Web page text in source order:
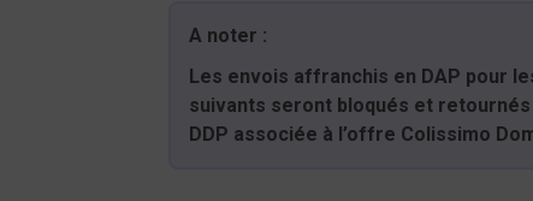
A noter :
Les envois affranchis en DAP pour
suivants seront bloqués et retournés
DDP associée à l’offre Colissimo